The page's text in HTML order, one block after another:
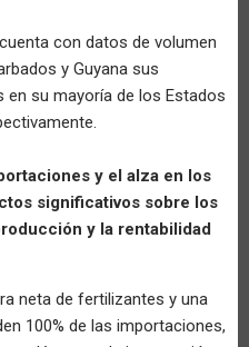
con datos de volumen
y Guyana sus
su mayoría de los Estados
y el alza en los
significativos sobre los
y la rentabilidad
neta de fertilizantes y una
100% de las importaciones,